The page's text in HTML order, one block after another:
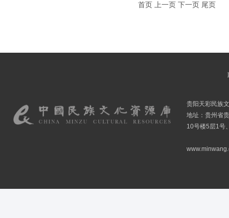
首页 上一页 下一页 尾页
贵阳天彩民族
地址：贵州省
10号楼5层1号